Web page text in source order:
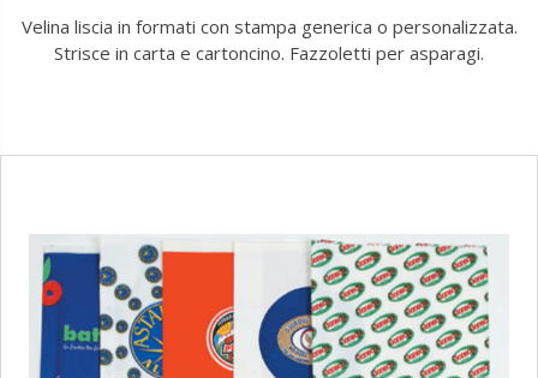
Velina liscia in formati con stampa generica o personalizzata.
Strisce in carta e cartoncino. Fazzoletti per asparagi.